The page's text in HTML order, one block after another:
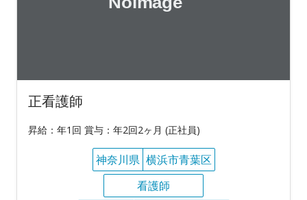
正看護師
昇給：年1回 賞与：年2回2ヶ月 (正社員)
神奈川県 横浜市青葉区
看護師